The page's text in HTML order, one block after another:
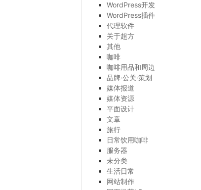
WordPress开发
WordPress插件
代理软件
关于超方
其他
咖啡
咖啡用品和周边
品牌·公关·策划
媒体报道
媒体资源
平面设计
文章
旅行
日常饮用咖啡
服务器
未分类
生活日常
网站制作